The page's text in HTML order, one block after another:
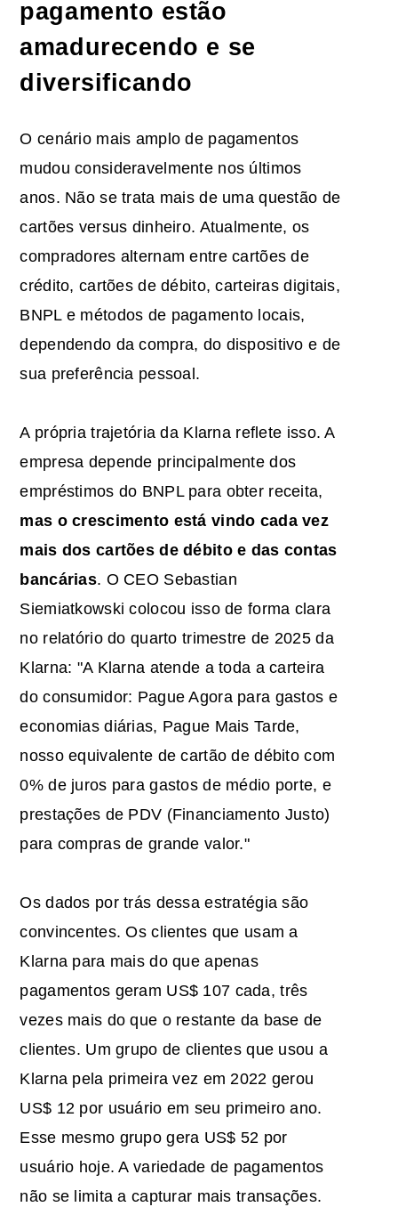
pagamento estão
amadurecendo e se
diversificando
O cenário mais amplo de pagamentos
mudou consideravelmente nos últimos
anos. Não se trata mais de uma questão de
cartões versus dinheiro. Atualmente, os
compradores alternam entre cartões de
crédito, cartões de débito, carteiras digitais,
BNPL e métodos de pagamento locais,
dependendo da compra, do dispositivo e de
sua preferência pessoal.
A própria trajetória da Klarna reflete isso. A
empresa depende principalmente dos
empréstimos do BNPL para obter receita,
mas o crescimento está vindo cada vez
mais dos cartões de débito e das contas
bancárias. O CEO Sebastian
Siemiatkowski colocou isso de forma clara
no relatório do quarto trimestre de 2025 da
Klarna: "A Klarna atende a toda a carteira
do consumidor: Pague Agora para gastos e
economias diárias, Pague Mais Tarde,
nosso equivalente de cartão de débito com
0% de juros para gastos de médio porte, e
prestações de PDV (Financiamento Justo)
para compras de grande valor."
Os dados por trás dessa estratégia são
convincentes. Os clientes que usam a
Klarna para mais do que apenas
pagamentos geram US$ 107 cada, três
vezes mais do que o restante da base de
clientes. Um grupo de clientes que usou a
Klarna pela primeira vez em 2022 gerou
US$ 12 por usuário em seu primeiro ano.
Esse mesmo grupo gera US$ 52 por
usuário hoje. A variedade de pagamentos
não se limita a capturar mais transações.